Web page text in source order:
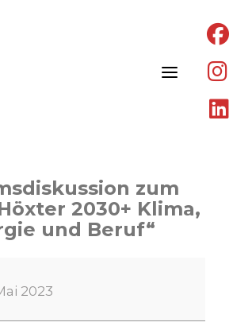
zum
2030+ Klima,
und Beruf“
2023